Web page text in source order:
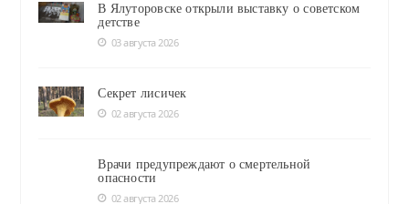
В Ялуторовске открыли выставку о советском
детстве
03 августа 2026
Секрет лисичек
02 августа 2026
Врачи предупреждают о смертельной
опасности
02 августа 2026